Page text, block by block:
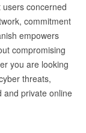
concerned
commitment
empowers
compromising
you are looking
threats,
and private online